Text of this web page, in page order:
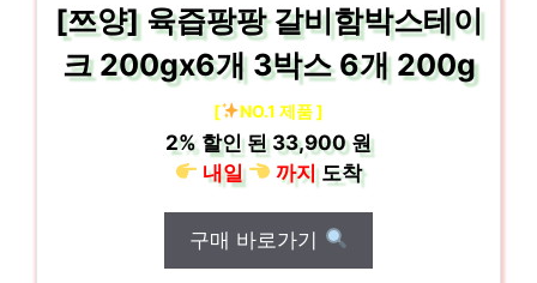
[쯔양] 육즙팡팡 갈비함박스테이
크 200gx6개 3박스 6개 200g
[ NO.1 제품 ]
2% 할인 된33,900 원
내일
까지도착
구매 바로가기